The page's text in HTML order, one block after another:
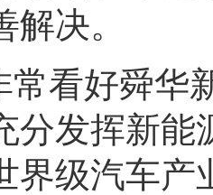
决。
常看好舜华
分发挥新
界级汽车产